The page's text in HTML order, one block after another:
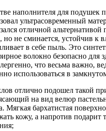
наполнителя для подушек
ультрасовременный
отличной альтернативой
но не сминается, устойчив к
в себе пыль. Это
волокно безопасно для
что весьма важно,
использоваться в
отлично подошел такой
на вид велюр
Мягкая бархатистая
кожу, а напротив подарит